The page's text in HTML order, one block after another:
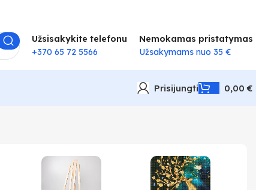
Užsisakykite telefonu
+370 65 72 5566
Nemokamas pristatymas
Užsakymams nuo 35 €
Prisijungti 0,00€